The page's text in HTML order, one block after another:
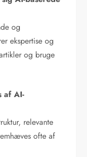
og
ekspertise og
og bruge
af AI-
relevante
ofte af